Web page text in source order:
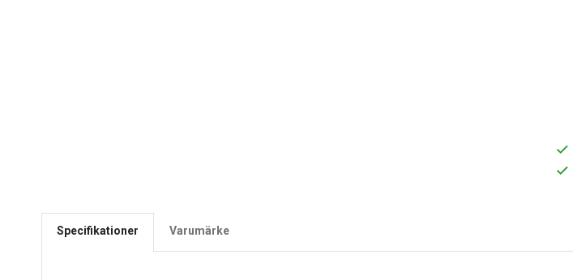
Specifikationer Varumärke